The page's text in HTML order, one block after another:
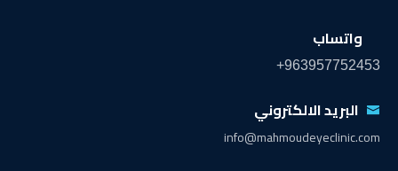
واتساب
+963957752453
البريد الالكتروني
info@mahmoudeyeclinic.com